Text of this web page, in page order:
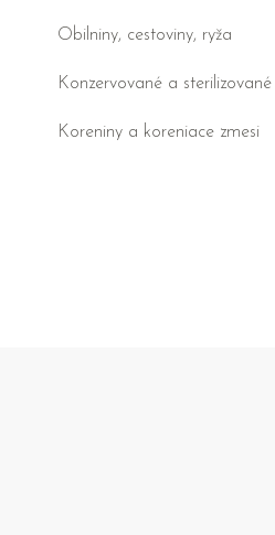
Obilniny, cestoviny, ryža
Konzervované a
Koreniny a koreniace zmesi